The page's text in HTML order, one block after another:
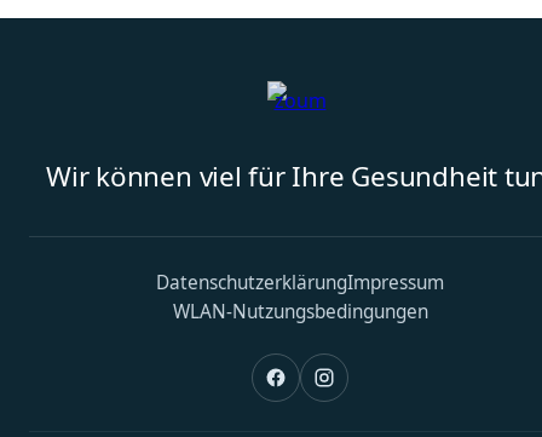
Wir können viel für Ihre Gesundheit
DatenschutzerklärungImpressum
WLAN-Nutzungsbedingungen